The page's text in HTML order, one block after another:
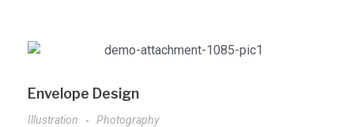
Envelope Design
Illustration Photography